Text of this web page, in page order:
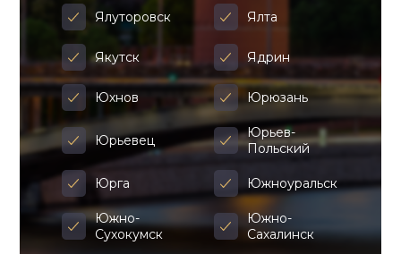
Ялуторовск Ялта
Якутск Ядрин
Юхнов Юрюзань
Юрьевец
Юрьев-
Польский
Юрга Южноуральск
Южно-
Сухокумск
Южно-
Сахалинск